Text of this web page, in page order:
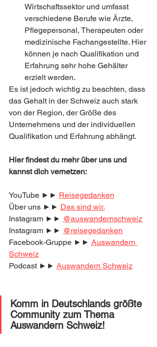
Wirtschaftssektor und umfasst
verschiedene Berufe wie Ärzte,
Pflegepersonal, Therapeuten oder
medizinische Fachangestellte. Hier
können je nach Qualifikation und
Erfahrung sehr hohe Gehälter
erzielt werden.
Es ist jedoch wichtig zu beachten, dass
das Gehalt in der Schweiz auch stark
von der Region, der Größe des
Unternehmens und der individuellen
Qualifikation und Erfahrung abhängt.
Hier findest du mehr über uns und
kannst dich vernetzen:
YouTube ►► Reisegedanken
Über uns ►► Das sind wir.
Instagram ►► @auswandernschweiz
Instagram ►► @reisegedanken
Facebook-Gruppe ►► Auswandern
Schweiz
Podcast ►► Auswandern Schweiz
Komm in Deutschlands größte
Community zum Thema
Auswandern Schweiz!